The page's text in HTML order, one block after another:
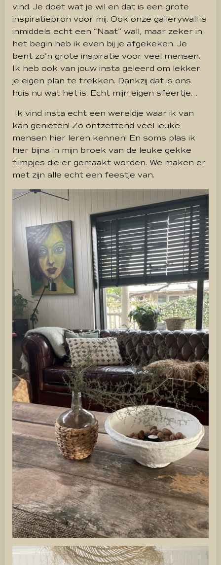
vind. Je doet wat je wil en dat is een grote
inspiratiebron voor mij. Ook onze gallerywall is
inmiddels echt een “Naat” wall, maar zeker in
het begin heb ik even bij je afgekeken. Je
bent zo’n grote inspiratie voor veel mensen.
Ik heb ook van jouw insta geleerd om lekker
je eigen plan te trekken. Dankzij dat is ons
huis nu wat het is. Echt mijn eigen sfeertje…
Ik vind insta echt een wereldje waar ik van
kan genieten! Zo ontzettend veel leuke
mensen hier leren kennen! En soms plas ik
hier bijna in mijn broek van de leuke gekke
filmpjes die er gemaakt worden. We maken er
met zijn alle echt een feestje van.